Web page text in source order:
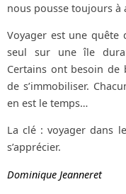
nous pousse toujours à
Voyager est une quête
seul sur une île
Certains ont besoin de
de s’immobiliser.
en est le temps…
La clé : voyager dans
s’apprécier.
Dominique Jeanneret